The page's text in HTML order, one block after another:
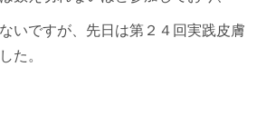
いですが、先日は第２４回実践皮膚
た。